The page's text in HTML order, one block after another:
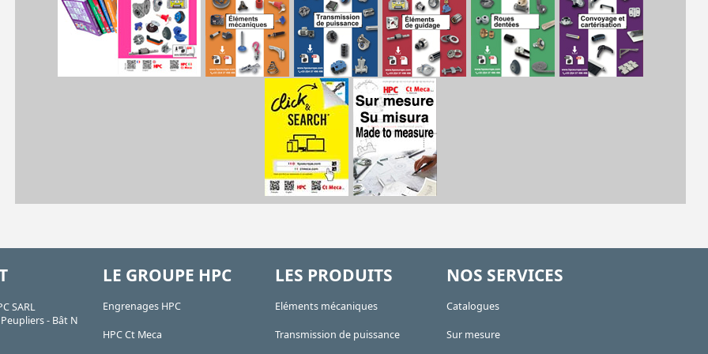
SARL
- Bât N
LE GROUPE HPC
Engrenages HPC
HPC Ct Meca
LES PRODUITS
Eléments mécaniques
Transmission de puissance
NOS SERVICES
Catalogues
Sur mesure